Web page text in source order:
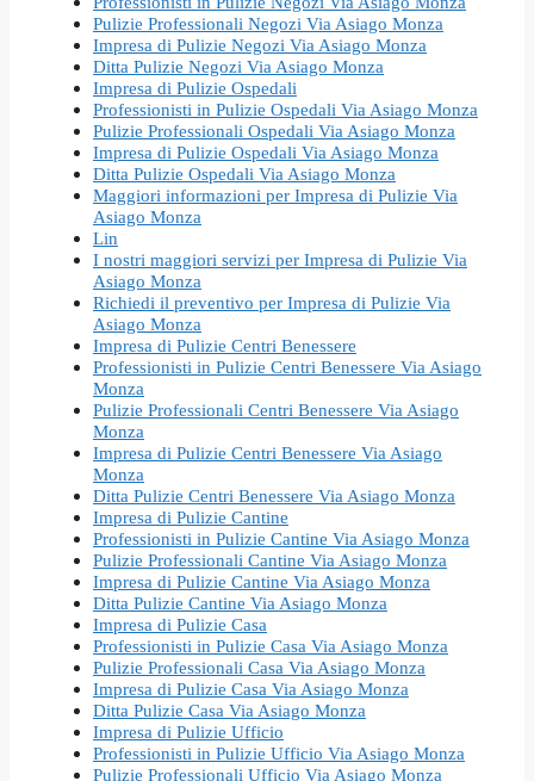
Pulizie Professionali Negozi Via Asiago Monza
Impresa di Pulizie Negozi Via Asiago Monza
Ditta Pulizie Negozi Via Asiago Monza
Impresa di Pulizie Ospedali
Professionisti in Pulizie Ospedali Via Asiago Monza
Pulizie Professionali Ospedali Via Asiago Monza
Impresa di Pulizie Ospedali Via Asiago Monza
Ditta Pulizie Ospedali Via Asiago Monza
Maggiori informazioni per Impresa di Pulizie Via
Asiago Monza
Lin
I nostri maggiori servizi per Impresa di Pulizie Via
Asiago Monza
Richiedi il preventivo per Impresa di Pulizie Via
Asiago Monza
Impresa di Pulizie Centri Benessere
Professionisti in Pulizie Centri Benessere Via Asiago
Monza
Pulizie Professionali Centri Benessere Via Asiago
Monza
Impresa di Pulizie Centri Benessere Via Asiago
Monza
Ditta Pulizie Centri Benessere Via Asiago Monza
Impresa di Pulizie Cantine
Professionisti in Pulizie Cantine Via Asiago Monza
Pulizie Professionali Cantine Via Asiago Monza
Impresa di Pulizie Cantine Via Asiago Monza
Ditta Pulizie Cantine Via Asiago Monza
Impresa di Pulizie Casa
Professionisti in Pulizie Casa Via Asiago Monza
Pulizie Professionali Casa Via Asiago Monza
Impresa di Pulizie Casa Via Asiago Monza
Ditta Pulizie Casa Via Asiago Monza
Impresa di Pulizie Ufficio
Professionisti in Pulizie Ufficio Via Asiago Monza
Pulizie Professionali Ufficio Via Asiago Monza